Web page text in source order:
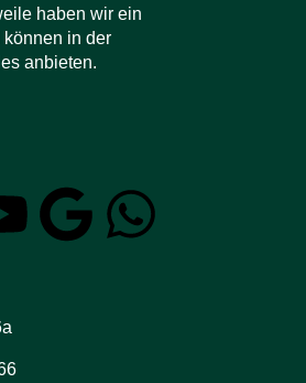
haben wir ein
können in der
anbieten.